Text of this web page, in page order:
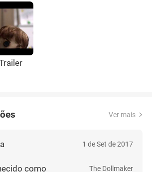
Ver mais
1 de Set de 2017
como The Dollmaker